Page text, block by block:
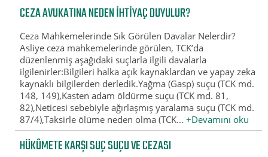
CEZA AVUKATINA NEDEN İHTIYAÇ DUYULUR?
Ceza Mahkemelerinde Sık Görülen Davalar Nelerdir?
Asliye ceza mahkemelerinde görülen, TCK’da
düzenlenmiş aşağıdaki suçlarla ilgili davalarla
ilgilenirler:Bilgileri halka açık kaynaklardan ve yapay zeka
kaynaklı bilgilerden derledik.Yağma (Gasp) suçu (TCK md.
148, 149),Kasten adam öldürme suçu (TCK md. 81,
82),Neticesi sebebiyle ağırlaşmış yaralama suçu (TCK md.
87/4),Taksirle ölüme neden olma (TCK...+Devamını oku
HÜKÛMETE KARŞI SUÇ SUÇU VE CEZASI